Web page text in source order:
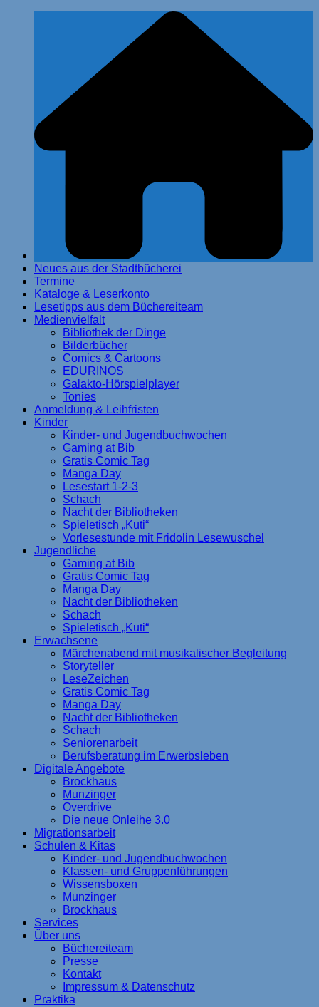
Neues aus der Stadtbücherei
Termine
Kataloge & Leserkonto
Lesetipps aus dem Büchereiteam
Medienvielfalt
Bibliothek der Dinge
Bilderbücher
Comics & Cartoons
EDURINOS
Galakto-Hörspielplayer
Tonies
Anmeldung & Leihfristen
Kinder
Kinder- und Jugendbuchwochen
Gaming at Bib
Gratis Comic Tag
Manga Day
Lesestart 1-2-3
Schach
Nacht der Bibliotheken
Spieletisch „Kuti“
Vorlesestunde mit Fridolin Lesewuschel
Jugendliche
Gaming at Bib
Gratis Comic Tag
Manga Day
Nacht der Bibliotheken
Schach
Spieletisch „Kuti“
Erwachsene
Märchenabend mit musikalischer Begleitung
Storyteller
LeseZeichen
Gratis Comic Tag
Manga Day
Nacht der Bibliotheken
Schach
Seniorenarbeit
Berufsberatung im Erwerbsleben
Digitale Angebote
Brockhaus
Munzinger
Overdrive
Die neue Onleihe 3.0
Migrationsarbeit
Schulen & Kitas
Kinder- und Jugendbuchwochen
Klassen- und Gruppenführungen
Wissensboxen
Munzinger
Brockhaus
Services
Über uns
Büchereiteam
Presse
Kontakt
Impressum & Datenschutz
Praktika